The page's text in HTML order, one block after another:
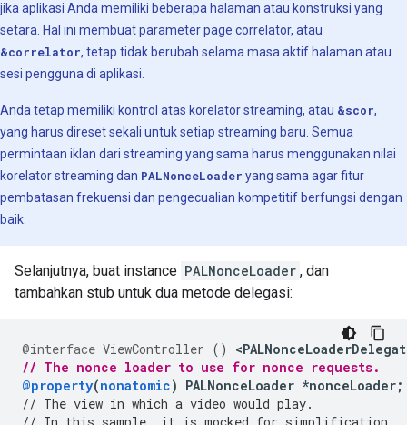
jika aplikasi Anda memiliki beberapa halaman atau konstruksi yang
setara. Hal ini membuat parameter page correlator, atau
&correlator, tetap tidak berubah selama masa aktif halaman atau
sesi pengguna di aplikasi.
Anda tetap memiliki kontrol atas korelator streaming, atau &scor,
yang harus direset sekali untuk setiap streaming baru. Semua
permintaan iklan dari streaming yang sama harus menggunakan nilai
korelator streaming dan PALNonceLoader yang sama agar fitur
pembatasan frekuensi dan pengecualian kompetitif berfungsi dengan
baik.
Selanjutnya, buat instance PALNonceLoader , dan
tambahkan stub untuk dua metode delegasi:
@interface ViewController () <
// The nonce loader to use for nonce requests.
@property(nonatomic) PALNonceLoader *nonceLoader;
// The view in which a video would play.